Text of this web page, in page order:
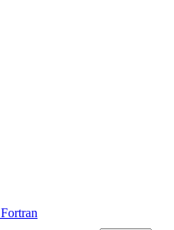
Fortran